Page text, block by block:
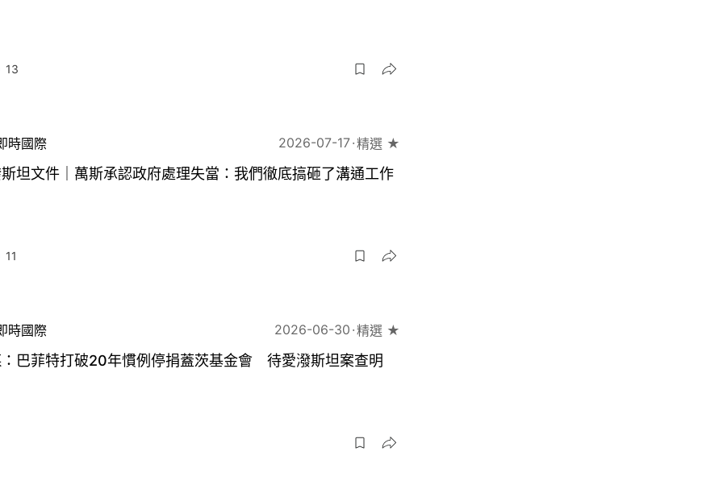
13
時國際 2026-07-17 精選 ★
坦文件｜萬斯承認政府處理失當：我們徹底搞砸了溝通工作
11
時國際 2026-06-30 精選 ★
巴菲特打破20年慣例停捐蓋茨基金會 待愛潑斯坦案查明